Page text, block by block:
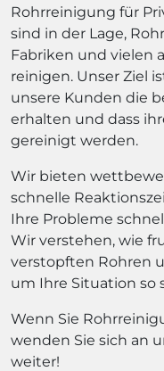
Rohrreinigung für
sind in der Lage,
Fabriken und vielen
reinigen. Unser Ziel
unsere Kunden die
erhalten und dass
gereinigt werden.
Wir bieten
schnelle
Ihre Probleme
Wir verstehen, wie
verstopften Rohren
um Ihre Situation so
Wenn Sie
wenden Sie sich an
weiter!